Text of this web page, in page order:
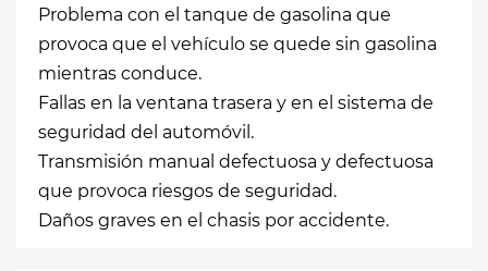
Problema con el tanque de gasolina que
provoca que el vehículo se quede sin gasolina
mientras conduce.
Fallas en la ventana trasera y en el sistema de
seguridad del automóvil.
Transmisión manual defectuosa y defectuosa
que provoca riesgos de seguridad.
Daños graves en el chasis por accidente.